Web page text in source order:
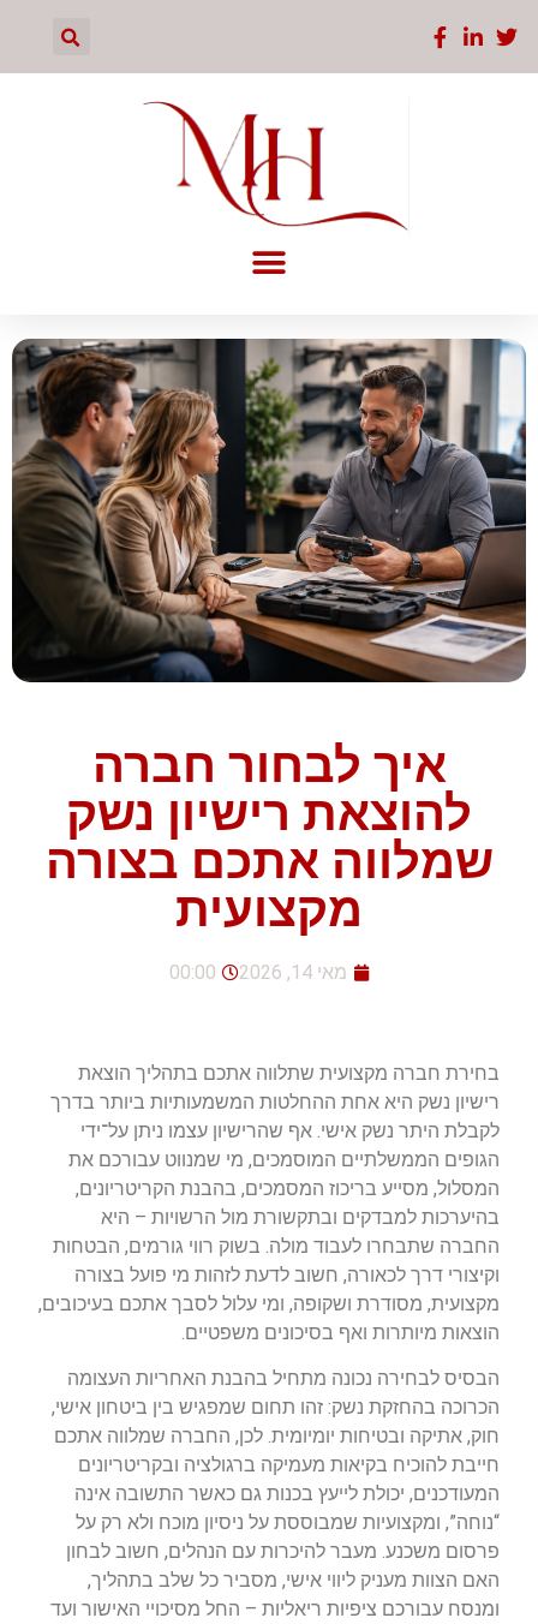
איך לבחור חברה
להוצאת רישיון נשק
שמלווה אתכם בצורה
מקצועית
מאי 14, 2026 00:00
בחירת חברה מקצועית שתלווה אתכם בתהליך הוצאת
רישיון נשק היא אחת ההחלטות המשמעותיות ביותר בדרך
לקבלת היתר נשק אישי. אף שהרישיון עצמו ניתן על־ידי
הגופים הממשלתיים המוסמכים, מי שמנווט עבורכם את
המסלול, מסייע בריכוז המסמכים, בהבנת הקריטריונים,
בהיערכות למבדקים ובתקשורת מול הרשויות – היא
החברה שתבחרו לעבוד מולה. בשוק רווי גורמים, הבטחות
וקיצורי דרך לכאורה, חשוב לדעת לזהות מי פועל בצורה
מקצועית, מסודרת ושקופה, ומי עלול לסבך אתכם בעיכובים,
הוצאות מיותרות ואף בסיכונים משפטיים.
הבסיס לבחירה נכונה מתחיל בהבנת האחריות העצומה
הכרוכה בהחזקת נשק: זהו תחום שמפגיש בין ביטחון אישי,
חוק, אתיקה ובטיחות יומיומית. לכן, החברה שמלווה אתכם
חייבת להוכיח בקיאות מעמיקה ברגולציה ובקריטריונים
המעודכנים, יכולת לייעץ בכנות גם כאשר התשובה אינה
“נוחה”, ומקצועיות שמבוססת על ניסיון מוכח ולא רק על
פרסום משכנע. מעבר להיכרות עם הנהלים, חשוב לבחון
האם הצוות מעניק ליווי אישי, מסביר כל שלב בתהליך,
ומנסח עבורכם ציפיות ריאליות – החל מסיכויי האישור ועד